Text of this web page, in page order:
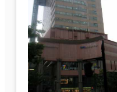
現在の条件
面積選択